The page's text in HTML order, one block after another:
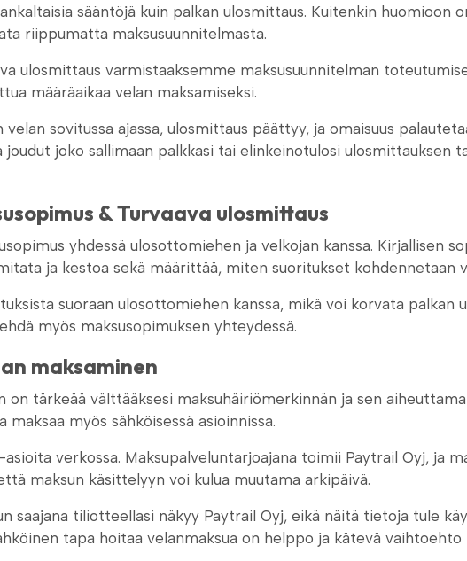
sääntöjä kuin palkan ulosmittaus. Kuitenkin huomioon
riippumatta maksusuunnitelmasta.
ulosmittaus varmistaaksemme maksusuunnitelman
määräaikaa velan maksamiseksi.
sovitussa ajassa, ulosmittaus päättyy, ja omaisuus
joudut joko sallimaan palkkasi tai elinkeinotulosi ulosmittauksen
& Turvaava ulosmittaus
yhdessä ulosottomiehen ja velkojan kanssa. Kirjallisen
ja kestoa sekä määrittää, miten suoritukset kohdennetaan
suoraan ulosottomiehen kanssa, mikä voi korvata palkan
myös maksusopimuksen yhteydessä.
maksaminen
on tärkeää välttääksesi maksuhäiriömerkinnän ja sen
myös sähköisessä asioinnissa.
verkossa. Maksupalveluntarjoajana toimii Paytrail Oyj, ja
maksun käsittelyyn voi kulua muutama arkipäivä.
saajana tiliotteellasi näkyy Paytrail Oyj, eikä näitä tietoja tule
tapa hoitaa velanmaksua on helppo ja kätevä